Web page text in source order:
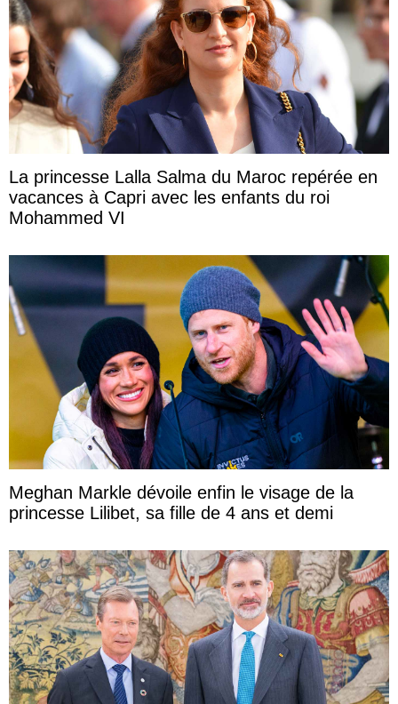
La princesse Lalla Salma du Maroc repérée en
vacances à Capri avec les enfants du roi
Mohammed VI
Meghan Markle dévoile enfin le visage de la
princesse Lilibet, sa fille de 4 ans et demi